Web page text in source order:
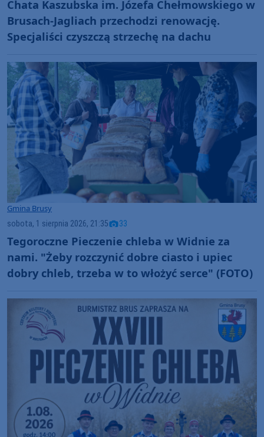
Chata Kaszubska im. Józefa Chełmowskiego w
Brusach-Jagliach przechodzi renowację.
Specjaliści czyszczą strzechę na dachu
Gmina Brusy
sobota, 1 sierpnia 2026, 21:35 33
Tegoroczne Pieczenie chleba w Widnie za
nami. "Żeby rozczynić dobre ciasto i upiec
dobry chleb, trzeba w to włożyć serce" (FOTO)